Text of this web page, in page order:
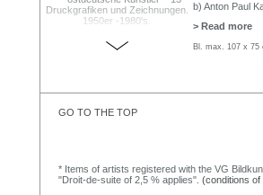
b) Anton Paul
> Read more
Bl. max. 107 x 75
GO TO THE TOP
* Items of artists registered with the VG
"Droit-de-suite of 2,5 % applies". (conditions of